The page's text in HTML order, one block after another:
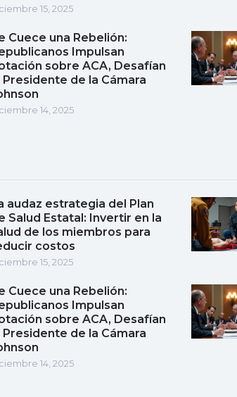
15, 2025
Cuece una Rebelión:
Impulsan
sobre ACA, Desafían
Presidente de la Cámara
14, 2025
audaz estrategia del Plan
Salud Estatal: Invertir en la
de los miembros para
costos
15, 2025
Cuece una Rebelión:
Impulsan
sobre ACA, Desafían
Presidente de la Cámara
14, 2025